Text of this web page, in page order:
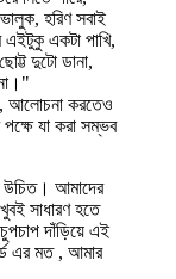
হরিণ সবাই
এইটুকু একটা পাখি,
দুটো ডানা,
আলোচনা করতেও
যা করা সম্ভব
উচিত। আমাদের
সাধারণ হতে
দাঁড়িয়ে এই
এর মত , আমার